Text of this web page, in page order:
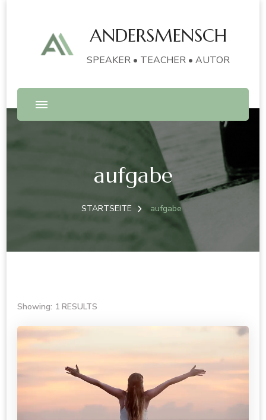
ANDERSMENSCH
SPEAKER • TEACHER • AUTOR
aufgabe
STARTSEITE aufgabe
Showing: 1 RESULTS